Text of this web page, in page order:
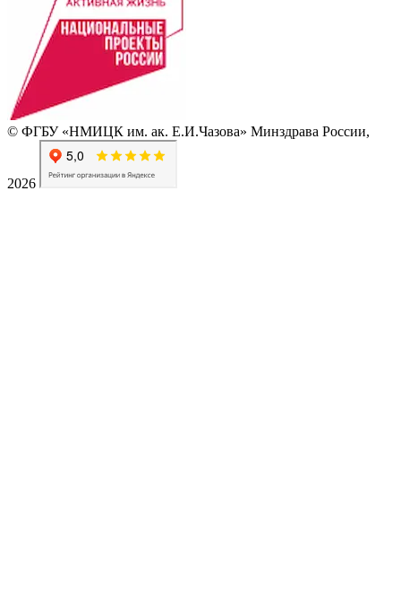
© ФГБУ «НМИЦК им. ак. Е.И.Чазова» Минздрава России,
2026